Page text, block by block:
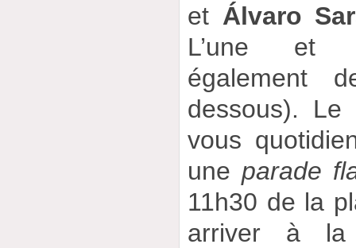
et Álvaro
L’une et
également
dessous).
vous
uneparade
11h30 de la
arriver à la